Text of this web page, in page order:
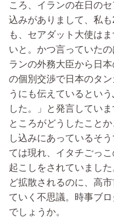
ころ、イランの在日の
込みがありまして、私
も、セアダット大使は
いと。かつ言っていた
ランの外務大臣から日
の個別交渉で日本のタ
うにも伝えているとい
した。」と発言していま
ところがどうしたこと
し込みにあっているそ
ては現れ、イタチごっ
起こしをされていまし
ど拡散されるのに、高
ていく不思議。時事ブ
でしょうか。